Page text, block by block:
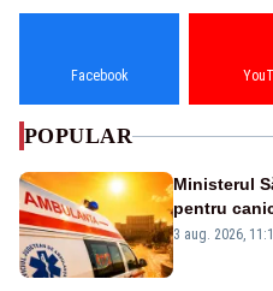
Facebook
POPULAR
Ministerul
pentru
3 aug. 2026,